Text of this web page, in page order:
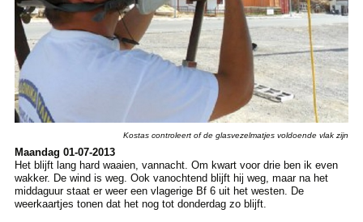
Kostas controleert of de glasvezelmatjes voldoende vlak zijn
Maandag 01-07-2013
Het blijft lang hard waaien, vannacht. Om kwart voor drie ben ik even
wakker. De wind is weg. Ook vanochtend blijft hij weg, maar na het
middaguur staat er weer een vlagerige Bf 6 uit het westen. De
weerkaartjes tonen dat het nog tot donderdag zo blijft.